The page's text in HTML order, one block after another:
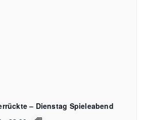
– Dienstag Spieleabend